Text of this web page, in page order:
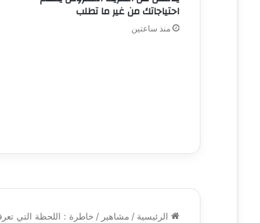
احتياجاتك من غير ما تطلب
منذ ساعتين